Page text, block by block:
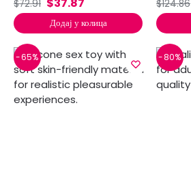
$72.91 $37.87
Додај у колица
$124.86
-65% -80%